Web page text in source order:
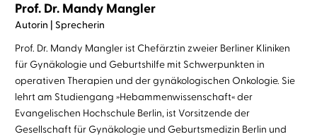
Prof. Dr. Mandy Mangler
Autorin | Sprecherin
Prof. Dr. Mandy Mangler ist Chefärztin zweier Berliner Kliniken
für Gynäkologie und Geburtshilfe mit Schwerpunkten in
operativen Therapien und der gynäkologischen Onkologie. Sie
lehrt am Studiengang »Hebammenwissenschaft« der
Evangelischen Hochschule Berlin, ist Vorsitzende der
Gesellschaft für Gynäkologie und Geburtsmedizin Berlin und